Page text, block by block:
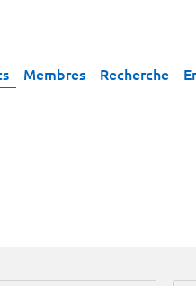
Membres Recherche